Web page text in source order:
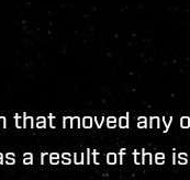
that moved
a result of the